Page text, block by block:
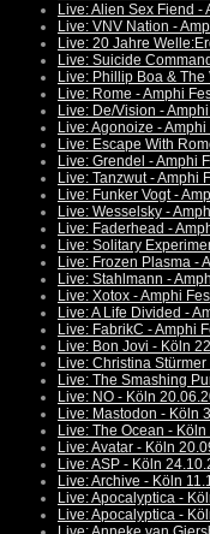
Live: Alien Sex Fiend -
Live: VNV Nation -
Live: 20 Jahre
Live: Suicide
Live: Phillip Boa &
Live: Rome - Amphi
Live: De/Vision -
Live: Agonoize -
Live: Escape With
Live: Grendel - Amphi
Live: Tanzwut - Amphi
Live: Funker Vogt -
Live: Wesselsky -
Live: Faderhead -
Live: Solitary
Live: Frozen Plasma -
Live: Stahlmann -
Live: Xotox - Amphi
Live: A Life Divided -
Live: FabrikC - Amphi
Live: Bon Jovi - Köln
Live: Christina
Live: The Smashing
Live: NO - Köln
Live: Mastodon - Köln
Live: The Ocean -
Live: Avatar - Köln
Live: ASP - Köln
Live: Archive - Köln
Live: Apocalyptica -
Live: Apocalyptica -